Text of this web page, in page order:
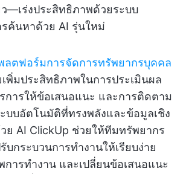
—เร่งประสิทธิภาพด้วยระบบ
ค้นหาด้วย AI รุ่นใหม่
ลตฟอร์มการจัดการทรัพยากรบุคคล
พิ่มประสิทธิภาพในการประเมินผล
การให้ข้อเสนอแนะ และการติดตาม
บบอัตโนมัติที่ทรงพลังและข้อมูลเชิง
ย AI ClickUp ช่วยให้ทีมทรัพยากร
กระบวนการทำงานให้เรียบง่าย
การทำงาน และเปลี่ยนข้อเสนอแนะ